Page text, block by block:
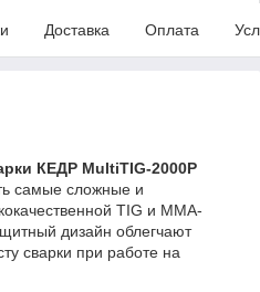
Доставка Оплата
КЕДР MultiTIG-2000P
самые сложные и
TIG и ММА-
дизайн облегчают
сварки при работе на